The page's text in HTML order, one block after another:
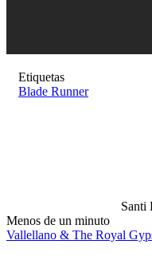
Etiquetas
Blade Runner
Santi
Menos de un minuto
Vallellano & The Royal